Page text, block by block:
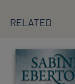
RELATED